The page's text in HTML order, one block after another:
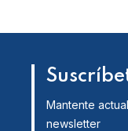
Mantente
newsletter